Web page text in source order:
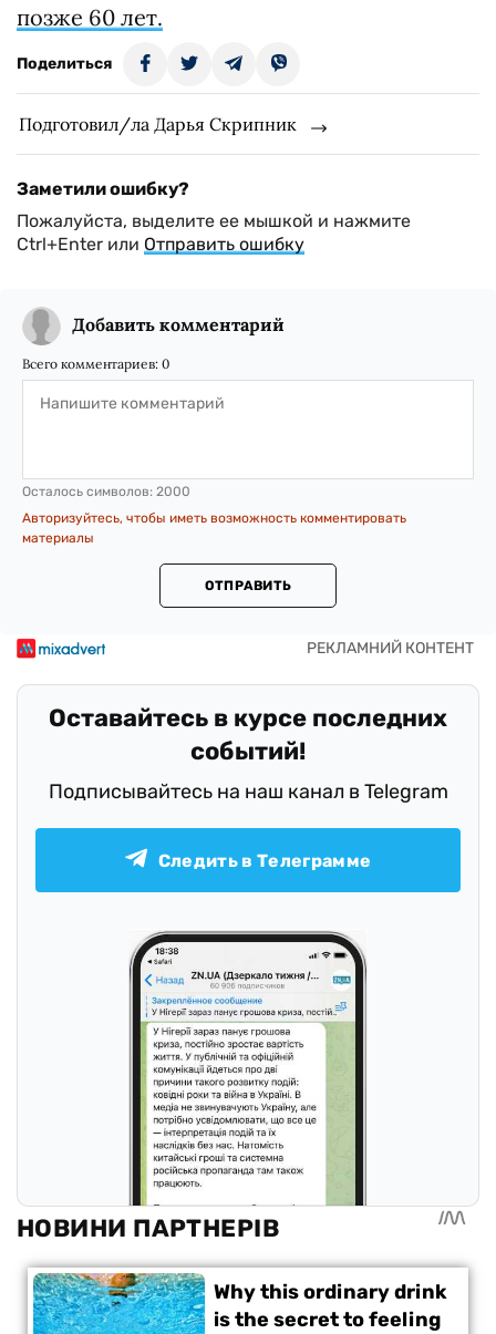
позже 60 лет.
Поделиться
Подготовил/ла Дарья Скрипник
Заметили ошибку?
Пожалуйста, выделите ее мышкой и нажмите
Ctrl+Enter или Отправить ошибку
Добавить комментарий
Всего комментариев: 0
Осталось символов: 2000
Авторизуйтесь, чтобы иметь возможность комментировать
материалы
ОТПРАВИТЬ
Оставайтесь в курсе последних
событий!
Подписывайтесь на наш канал в Telegram
Следить в Телеграмме